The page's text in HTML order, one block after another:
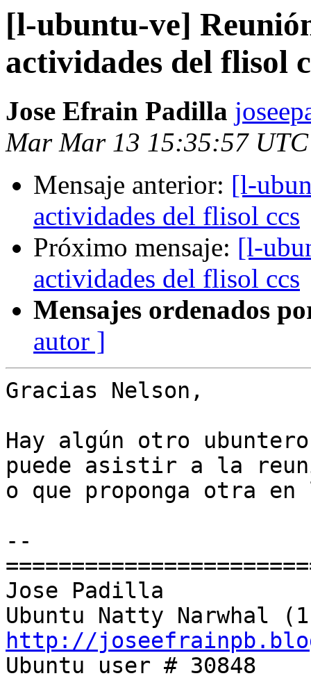
[l-ubuntu-ve]
actividades del flisol
Jose Efrain Padilla
Mar Mar 13 15:35:57
Mensaje anterior: [l-
actividades del flisol ccs
Próximo mensaje: [l-
actividades del flisol ccs
Mensajes ordenados
autor ]
Gracias Nelson,
Hay algún otro
puede asistir a la
o que proponga otra
--
Jose Padilla
http://
Ubuntu user # 30848